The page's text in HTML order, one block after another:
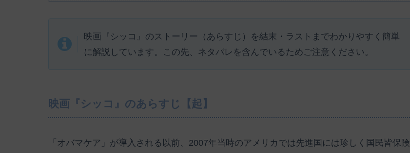
映画『シッコ』のストーリー（あらすじ）を結末・ラストまでわかりやすく簡単
に解説しています。この先、ネタバレを含んでいるためご注意ください。
映画『シッコ』のあらすじ【起】
「オバマケア」が導入される以前、2007年当時のアメリカでは先進国には珍しく国民皆保険